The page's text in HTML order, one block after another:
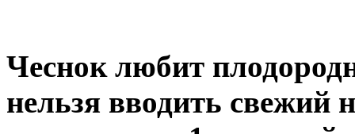
Чеснок любит
нельзя вводить свежий